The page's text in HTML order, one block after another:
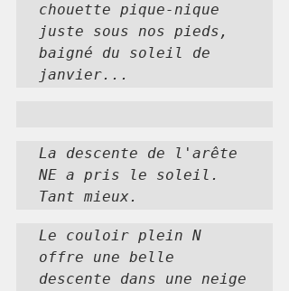
chouette pique-nique
juste sous nos pieds,
baigné du soleil de
janvier...
La descente de l'arête
NE a pris le soleil.
Tant mieux.
Le couloir plein N
offre une belle
descente dans une neige